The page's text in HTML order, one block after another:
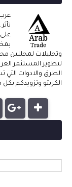
عرب
وتحليلات لمحللين
لتطوير المستثمر
الطرق والادوات التي
الكربتو وتزويدكم بكل